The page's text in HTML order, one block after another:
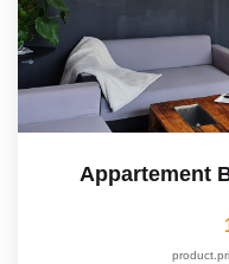
Appartement